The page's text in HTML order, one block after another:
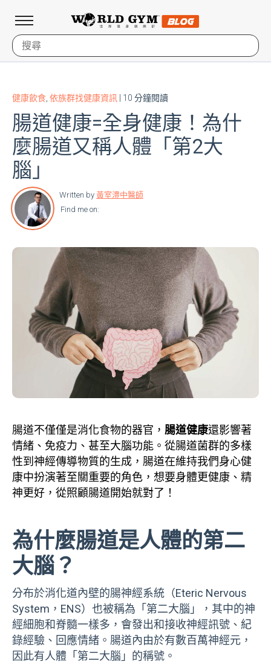
健康飲食 依族群找健康資訊 | 10 分鐘閱讀
腸道健康=全身健康！為什
麼腸道又稱人體「第2大
腦」
Written by 黃室澧中醫師
Find me on:
腸道不僅僅是消化食物的器官， 腸道健康還影響著
情緒、免疫力、甚至大腦功能。從腸道菌群的多樣
性到神經傳導物質的生成，腸道在維持我們身心健
康中扮演著至關重要的角色，想要身體更健康、精
神更好，從照顧腸道開始就對了！
為什麼腸道是人體的第二
大腦？
分布於消化道內壁的腸神經系統（Eteric Nervous
System，ENS）也被稱為「第二大腦」，其中的神
經細胞和脊髓一樣多，會發出和接收神經訊號、紀
錄經驗、回應情緒。腸道內由於有數百萬神經元，
因此有人體「第二大腦」的稱號。